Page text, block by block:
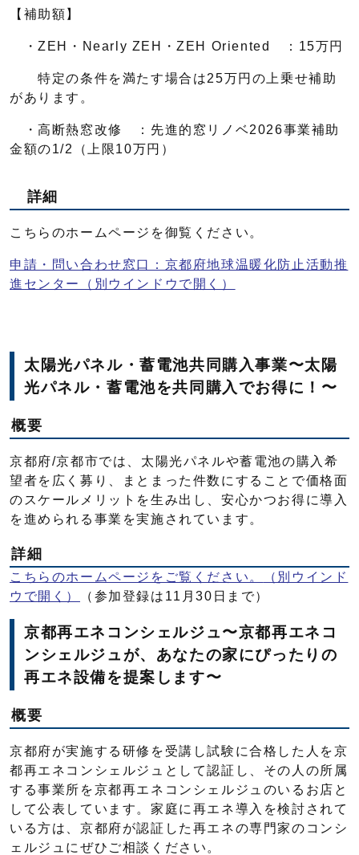
【補助額】
・ZEH・Nearly ZEH・ZEH Oriented ：15万円
特定の条件を満たす場合は25万円の上乗せ補助
があります。
・高断熱窓改修 ：先進的窓リノベ2026事業補助
金額の1/2（上限10万円）
詳細
こちらのホームページを御覧ください。
申請・問い合わせ窓口：京都府地球温暖化防止活動推
進センター
（別ウインドウで開く）
太陽光パネル・蓄電池共同購入事業〜太陽
光パネル・蓄電池を共同購入でお得に！〜
概要
京都府/京都市では、太陽光パネルや蓄電池の購入希
望者を広く募り、まとまった件数にすることで価格面
のスケールメリットを生み出し、安心かつお得に導入
を進められる事業を実施されています。
詳細
こちらのホームページをご覧ください。
（別ウインド
ウで開く）
（参加登録は11月30日まで）
京都再エネコンシェルジュ〜京都再エネコ
ンシェルジュが、あなたの家にぴったりの
再エネ設備を提案します〜
概要
京都府が実施する研修を受講し試験に合格した人を京
都再エネコンシェルジュとして認証し、その人の所属
する事業所を京都再エネコンシェルジュのいるお店と
して公表しています。家庭に再エネ導入を検討されて
いる方は、京都府が認証した再エネの専門家のコンシ
ェルジュにぜひご相談ください。